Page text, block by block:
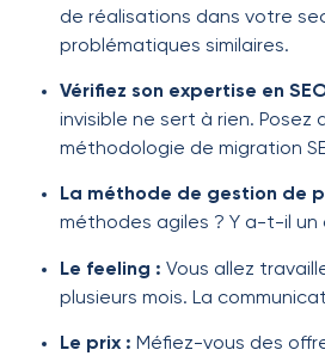
de réalisations dans votre
problématiques similaires.
Vérifiez son expertise en
invisible ne sert à rien. Posez
méthodologie de migration
La méthode de gestion de
méthodes agiles ? Y a-t-il
Le feeling : Vous allez
plusieurs mois. La
Le prix : Méfiez-vous des